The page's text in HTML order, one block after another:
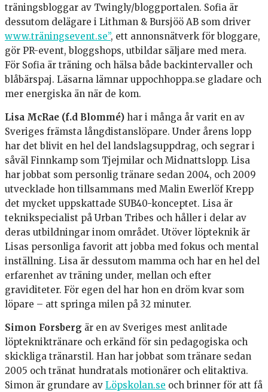
träningsbloggar av Twingly/bloggportalen. Sofia är
dessutom delägare i Lithman & Bursjöö AB som driver
www.träningsevent.se”, ett annonsnätverk för bloggare,
gör PR-event, bloggshops, utbildar säljare med mera.
För Sofia är träning och hälsa både backintervaller och
blåbärspaj. Läsarna lämnar uppochhoppa.se gladare och
mer energiska än när de kom.
Lisa McRae (f.d Blommé) har i många år varit en av
Sveriges främsta långdistanslöpare. Under årens lopp
har det blivit en hel del landslagsuppdrag, och segrar i
såväl Finnkamp som Tjejmilar och Midnattslopp. Lisa
har jobbat som personlig tränare sedan 2004, och 2009
utvecklade hon tillsammans med Malin Ewerlöf Krepp
det mycket uppskattade SUB40-konceptet. Lisa är
teknikspecialist på Urban Tribes och håller i delar av
deras utbildningar inom området. Utöver löpteknik är
Lisas personliga favorit att jobba med fokus och mental
inställning. Lisa är dessutom mamma och har en hel del
erfarenhet av träning under, mellan och efter
graviditeter. För egen del har hon en dröm kvar som
löpare – att springa milen på 32 minuter.
Simon Forsberg är en av Sveriges mest anlitade
löptekniktränare och erkänd för sin pedagogiska och
skickliga tränarstil. Han har jobbat som tränare sedan
2005 och tränat hundratals motionärer och elitaktiva.
Simon är grundare av Löpskolan.se och brinner för att få